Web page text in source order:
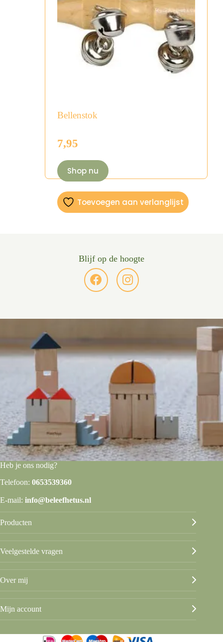
Bellenstok
7,95
Shop nu
Toevoegen aan verlanglijst
Blijf op de hoogte
Heb je ons nodig?
Telefoon: 0653539360
E-mail: info@beleefhetus.nl
Producten
Veelgestelde vragen
Over mij
Mijn account